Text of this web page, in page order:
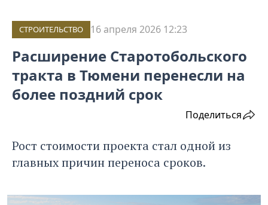
СТРОИТЕЛЬСТВО 16 апреля 2026 12:23
Расширение Старотобольского
тракта в Тюмени перенесли на
более поздний срок
Поделиться
Рост стоимости проекта стал одной из
главных причин переноса сроков.